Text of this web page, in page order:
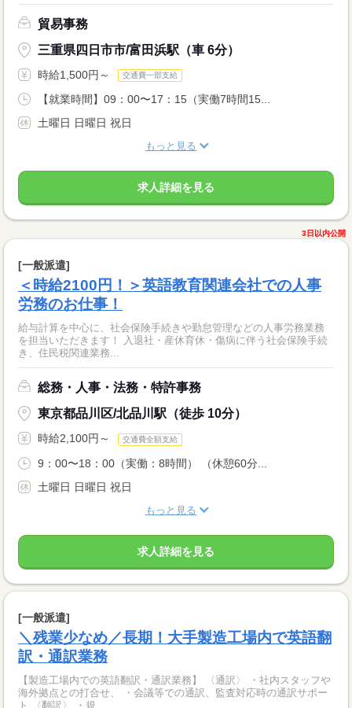
貿易事務
三重県四日市市/富田浜駅（車 6分）
時給1,500円～ 交通費一部支給
【就業時間】09：00〜17：15（実働7時間15...
土曜日 日曜日 祝日
もっと見る
求人詳細を見る
3日以内公開
[一般派遣]
＜時給2100円！＞英語教育関連会社での人事
労務のお仕事！
給与計算を中心に、社会保険手続きや勤怠管理などの人事労務業務
を担当いただきます！ 入退社・産休育休・傷病に伴う社会保険手続
き、住民税関連業務...
総務・人事・法務・特許事務
東京都品川区/北品川駅（徒歩 10分）
時給2,100円～ 交通費全額支給
9：00〜18：00（実働：8時間） （休憩60分...
土曜日 日曜日 祝日
もっと見る
求人詳細を見る
[一般派遣]
＼残業少なめ／長期！大手製造工場内で英語翻
訳・通訳業務
【製造工場内での英語翻訳・通訳業務】 〈通訳〉 ・社内スタッフや
海外拠点との打合せ、 ・会議等での通訳、監査対応時の通訳サポー
ト 〈翻訳〉 ・規...